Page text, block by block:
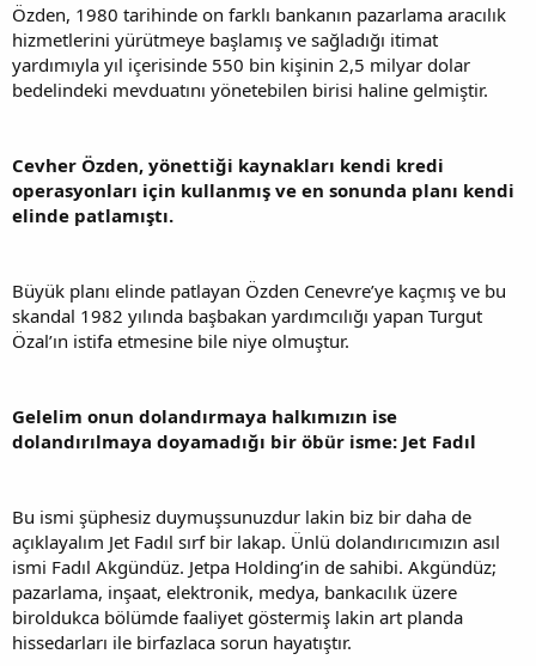
Özden, 1980 tarihinde on farklı bankanın pazarlama aracılık
hizmetlerini yürütmeye başlamış ve sağladığı itimat
yardımıyla yıl içerisinde 550 bin kişinin 2,5 milyar dolar
bedelindeki mevduatını yönetebilen birisi haline gelmiştir.
Cevher Özden, yönettiği kaynakları kendi kredi
operasyonları için kullanmış ve en sonunda planı kendi
elinde patlamıştı.
Büyük planı elinde patlayan Özden Cenevre’ye kaçmış ve bu
skandal 1982 yılında başbakan yardımcılığı yapan Turgut
Özal’ın istifa etmesine bile niye olmuştur.
Gelelim onun dolandırmaya halkımızın ise
dolandırılmaya doyamadığı bir öbür isme: Jet Fadıl
Bu ismi şüphesiz duymuşsunuzdur lakin biz bir daha de
açıklayalım Jet Fadıl sırf bir lakap. Ünlü dolandırıcımızın asıl
ismi Fadıl Akgündüz. Jetpa Holding’in de sahibi. Akgündüz;
pazarlama, inşaat, elektronik, medya, bankacılık üzere
biroldukca bölümde faaliyet göstermiş lakin art planda
hissedarları ile birfazlaca sorun hayatıştır.